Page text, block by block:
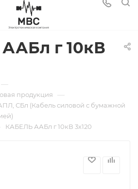
г 10кВ
—
продукция —
СБл (Кабель силовой с бумажной
КАБЕЛЬ ААБл г 10кВ 3х120